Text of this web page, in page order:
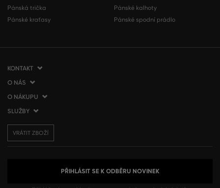
Pánská trička
Pánské kraťasy
Pánské kalhoty
Pánské spodní prádlo
KONTAKT
VERMONT Services Slovakia s. r. o.
Vlčie hrdlo 53
tel.:+420 210 012 200
info@gant.cz
O NÁS
O společnosti
Kontakt
Blog
O NÁKUPU
Jak nakupovat
Vrácení zboží
Zpracování osobních údajů
SLUŽBY
Doprava a platba
Dárkové poukázky
VRÁTIT ZBOŽÍ
PŘIHLÁSIT SE K ODBĚRU NOVINEK